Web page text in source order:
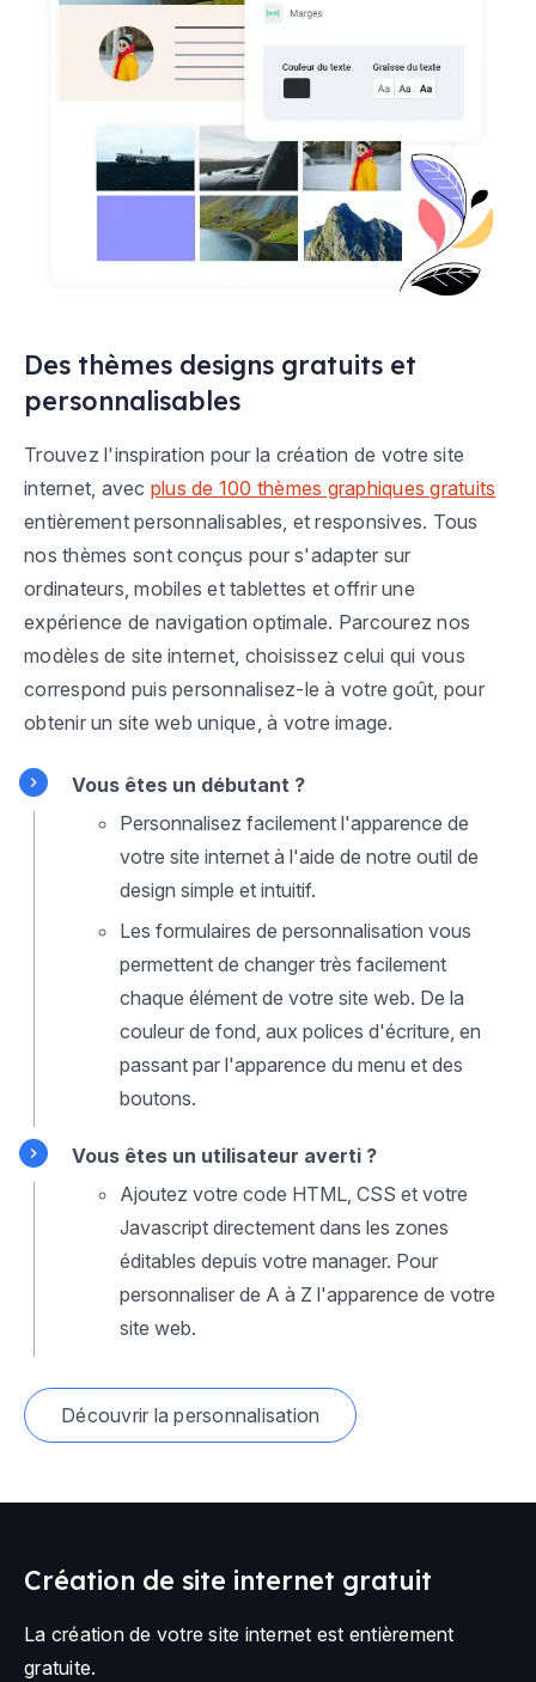
Des thèmes designs gratuits et
personnalisables
Trouvez l'inspiration pour la création de votre site
internet, avec plus de 100 thèmes graphiques gratuits
entièrement personnalisables, et responsives. Tous
nos thèmes sont conçus pour s'adapter sur
ordinateurs, mobiles et tablettes et offrir une
expérience de navigation optimale. Parcourez nos
modèles de site internet, choisissez celui qui vous
correspond puis personnalisez-le à votre goût, pour
obtenir un site web unique, à votre image.
Vous êtes un débutant ?
Personnalisez facilement l'apparence de
votre site internet à l'aide de notre outil de
design simple et intuitif.
Les formulaires de personnalisation vous
permettent de changer très facilement
chaque élément de votre site web. De la
couleur de fond, aux polices d'écriture, en
passant par l'apparence du menu et des
boutons.
Vous êtes un utilisateur averti ?
Ajoutez votre code HTML, CSS et votre
Javascript directement dans les zones
éditables depuis votre manager. Pour
personnaliser de A à Z l'apparence de votre
site web.
Découvrir la personnalisation
Création de site internet gratuit
La création de votre site internet est entièrement
gratuite.